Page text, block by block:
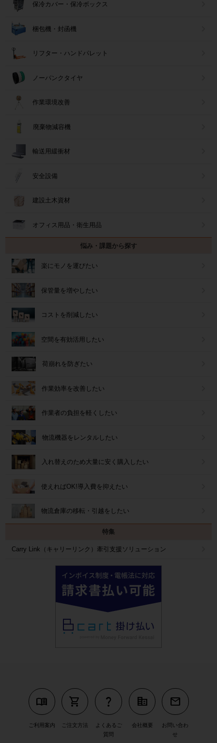
保冷カバー・保冷ボックス
梱包機・封函機
リフター・ハンドパレット
ノーパンクタイヤ
作業環境改善
廃棄物減容機
輸送用緩衝材
安全設備
建設土木資材
オフィス用品・衛生用品
悩み・課題から探す
楽にモノを運びたい
保管量を増やしたい
コストを削減したい
空間を有効活用したい
荷崩れを防ぎたい
作業効率を改善したい
作業者の負担を軽くしたい
物流機器をレンタルしたい
入れ替えのため大量に安く購入したい
使えればOK!導入費を抑えたい
物流倉庫の移転・引越をしたい
特集
Carry Link（キャリーリンク）牽引支援ソリューション
menu_book
ご利用案内
shopping_cart
ご注文方法
question_mark
よくあるご
質問
corporate_fare
会社概要
mail
お問い合わ
せ